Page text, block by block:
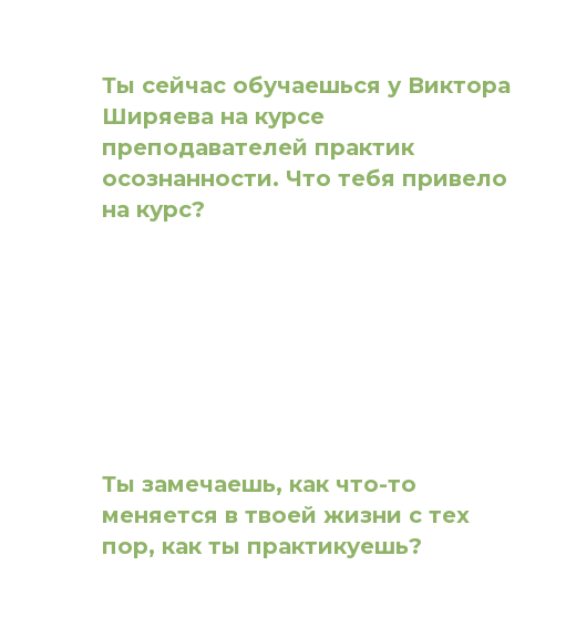
Ты сейчас обучаешься у Виктора
Ширяева на курсе
преподавателей практик
осознанности. Что тебя привело
на курс?
Ты замечаешь, как что-то
меняется в твоей жизни с тех
пор, как ты практикуешь?